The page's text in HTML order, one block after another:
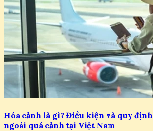
Hóa cảnh là gì? Điều kiện và quy
ngoài quá cảnh tại Việt Nam